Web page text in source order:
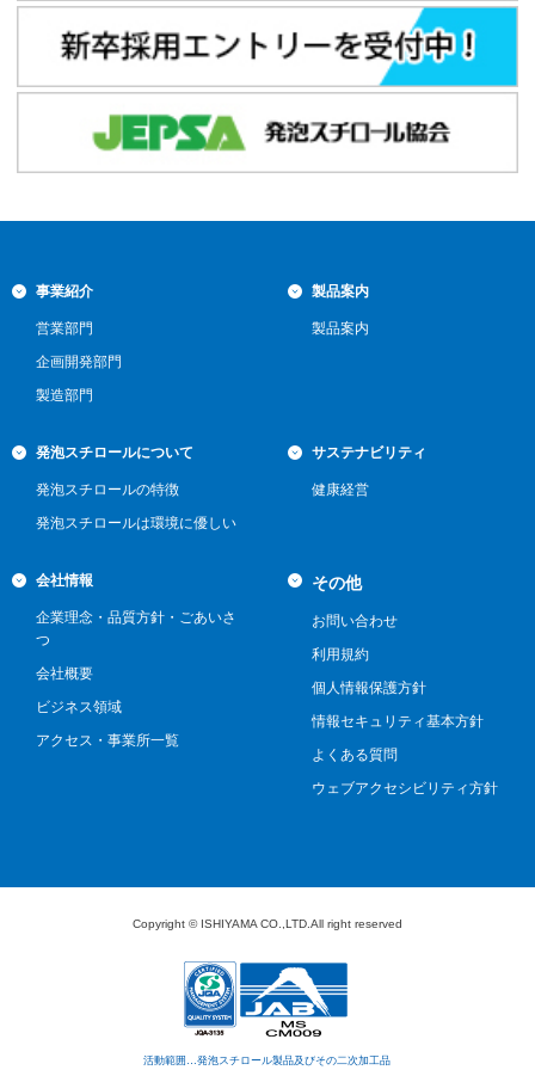
事業紹介
営業部門
企画開発部門
製造部門
製品案内
製品案内
発泡スチロールについて
発泡スチロールの特徴
発泡スチロールは環境に優しい
サステナビリティ
健康経営
会社情報
企業理念・品質方針・ごあいさ
つ
会社概要
ビジネス領域
アクセス・事業所一覧
その他
お問い合わせ
利用規約
個人情報保護方針
情報セキュリティ基本方針
よくある質問
ウェブアクセシビリティ方針
Copyright © ISHIYAMA CO.,LTD.All right reserved
活動範囲…発泡スチロール製品及びその二次加工品